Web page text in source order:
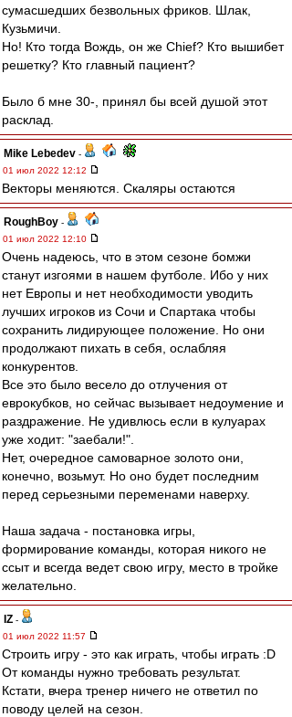
сумасшедших безвольных фриков. Шлак,
Кузьмичи.
Но! Кто тогда Вождь, он же Chief? Кто вышибет
решетку? Кто главный пациент?
Было б мне 30-, принял бы всей душой этот
расклад.
Mike Lebedev -
01 июл 2022 12:12
Векторы меняются. Скаляры остаются
RoughBoy -
01 июл 2022 12:10
Очень надеюсь, что в этом сезоне бомжи
станут изгоями в нашем футболе. Ибо у них
нет Европы и нет необходимости уводить
лучших игроков из Сочи и Спартака чтобы
сохранить лидирующее положение. Но они
продолжают пихать в себя, ослабляя
конкурентов.
Все это было весело до отлучения от
еврокубков, но сейчас вызывает недоумение и
раздражение. Не удивлюсь если в кулуарах
уже ходит: "заебали!".
Нет, очередное самоварное золото они,
конечно, возьмут. Но оно будет последним
перед серьезными переменами наверху.
Наша задача - постановка игры,
формирование команды, которая никого не
ссыт и всегда ведет свою игру, место в тройке
желательно.
IZ -
01 июл 2022 11:57
Строить игру - это как играть, чтобы играть :D
От команды нужно требовать результат.
Кстати, вчера тренер ничего не ответил по
поводу целей на сезон.